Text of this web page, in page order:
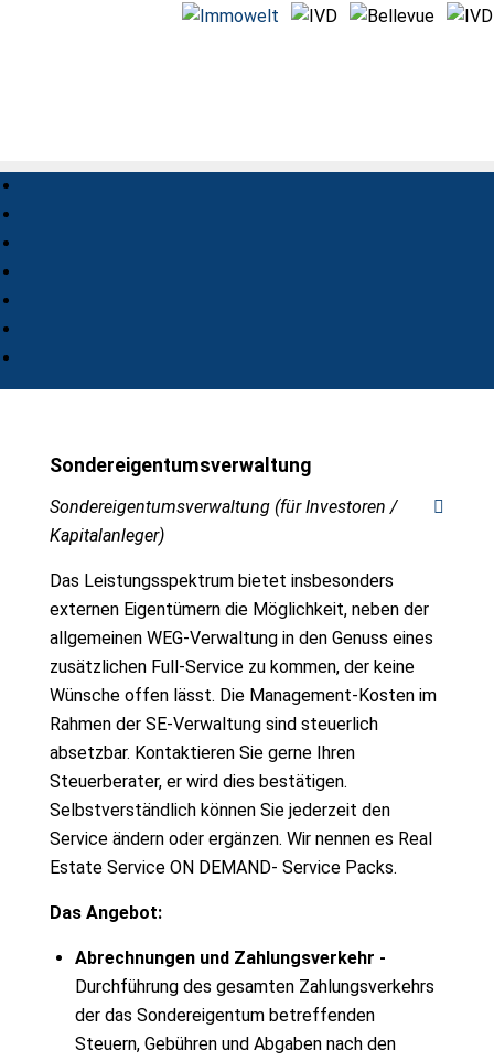
Sondereigentumsverwaltung
Sondereigentumsverwaltung (für Investoren /
Kapitalanleger)
Das Leistungsspektrum bietet insbesonders
externen Eigentümern die Möglichkeit, neben der
allgemeinen WEG-Verwaltung in den Genuss eines
zusätzlichen Full-Service zu kommen, der keine
Wünsche offen lässt. Die Management-Kosten im
Rahmen der SE-Verwaltung sind steuerlich
absetzbar. Kontaktieren Sie gerne Ihren
Steuerberater, er wird dies bestätigen.
Selbstverständlich können Sie jederzeit den
Service ändern oder ergänzen. Wir nennen es Real
Estate Service ON DEMAND- Service Packs.
Das Angebot:
Abrechnungen und Zahlungsverkehr -
Durchführung des gesamten Zahlungsverkehrs
der das Sondereigentum betreffenden
Steuern, Gebühren und Abgaben nach den